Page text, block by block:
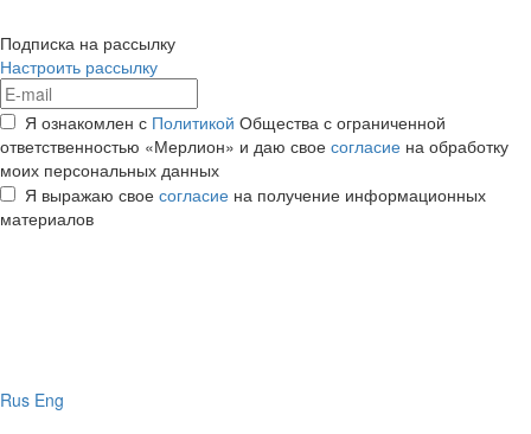
Подписка на рассылку
Настроить рассылку
Я ознакомлен с Политикой Общества с ограниченной
ответственностью «Мерлион» и даю свое согласие на обработку
моих персональных данных
Я выражаю свое согласие на получение информационных
материалов
Rus Eng